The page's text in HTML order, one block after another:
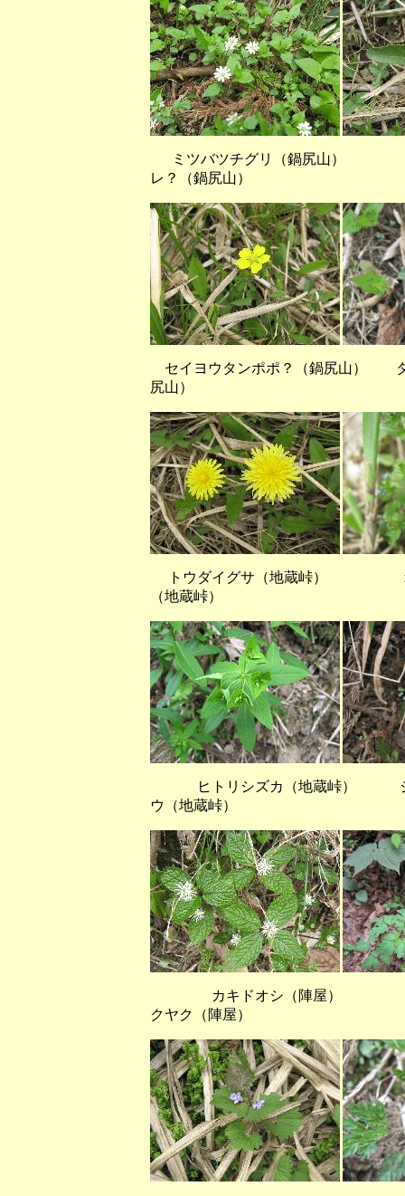
ミツバツチグリ（鍋尻
レ？（鍋尻山）
セイヨウタンポポ？（鍋尻
尻山）
トウダイグサ（地蔵峠）
（地蔵峠）
ヒトリシズカ（地蔵峠） ジ
ウ（地蔵峠）
カキドオシ（陣屋）
クヤク（陣屋）